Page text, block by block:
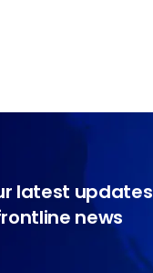
latest updates
news